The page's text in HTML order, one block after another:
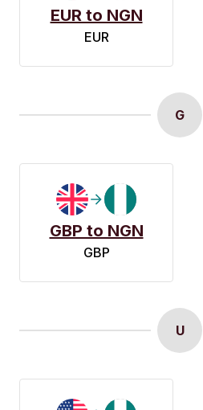
EUR to NGN
EUR
G
GBP to NGN
GBP
U